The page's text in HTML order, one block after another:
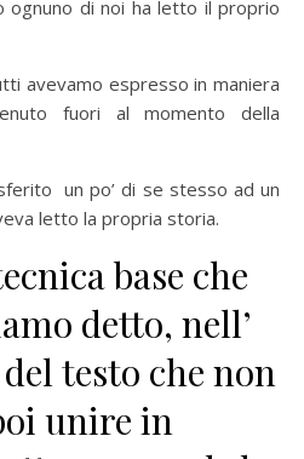
ognuno di noi ha letto il proprio
avevamo espresso in maniera
fuori al momento della
un po’ di se stesso ad un
letto la propria storia.
base che
detto, nell’
testo che non
unire in